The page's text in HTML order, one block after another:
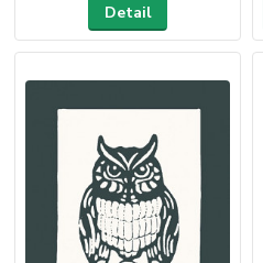
Detail